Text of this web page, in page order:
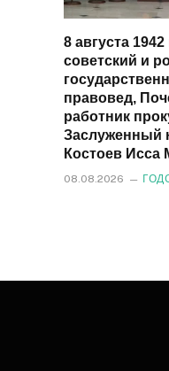
8 августа
советский и
правовед,
работник
Заслуженный
Костоев Исса
08.08.2026